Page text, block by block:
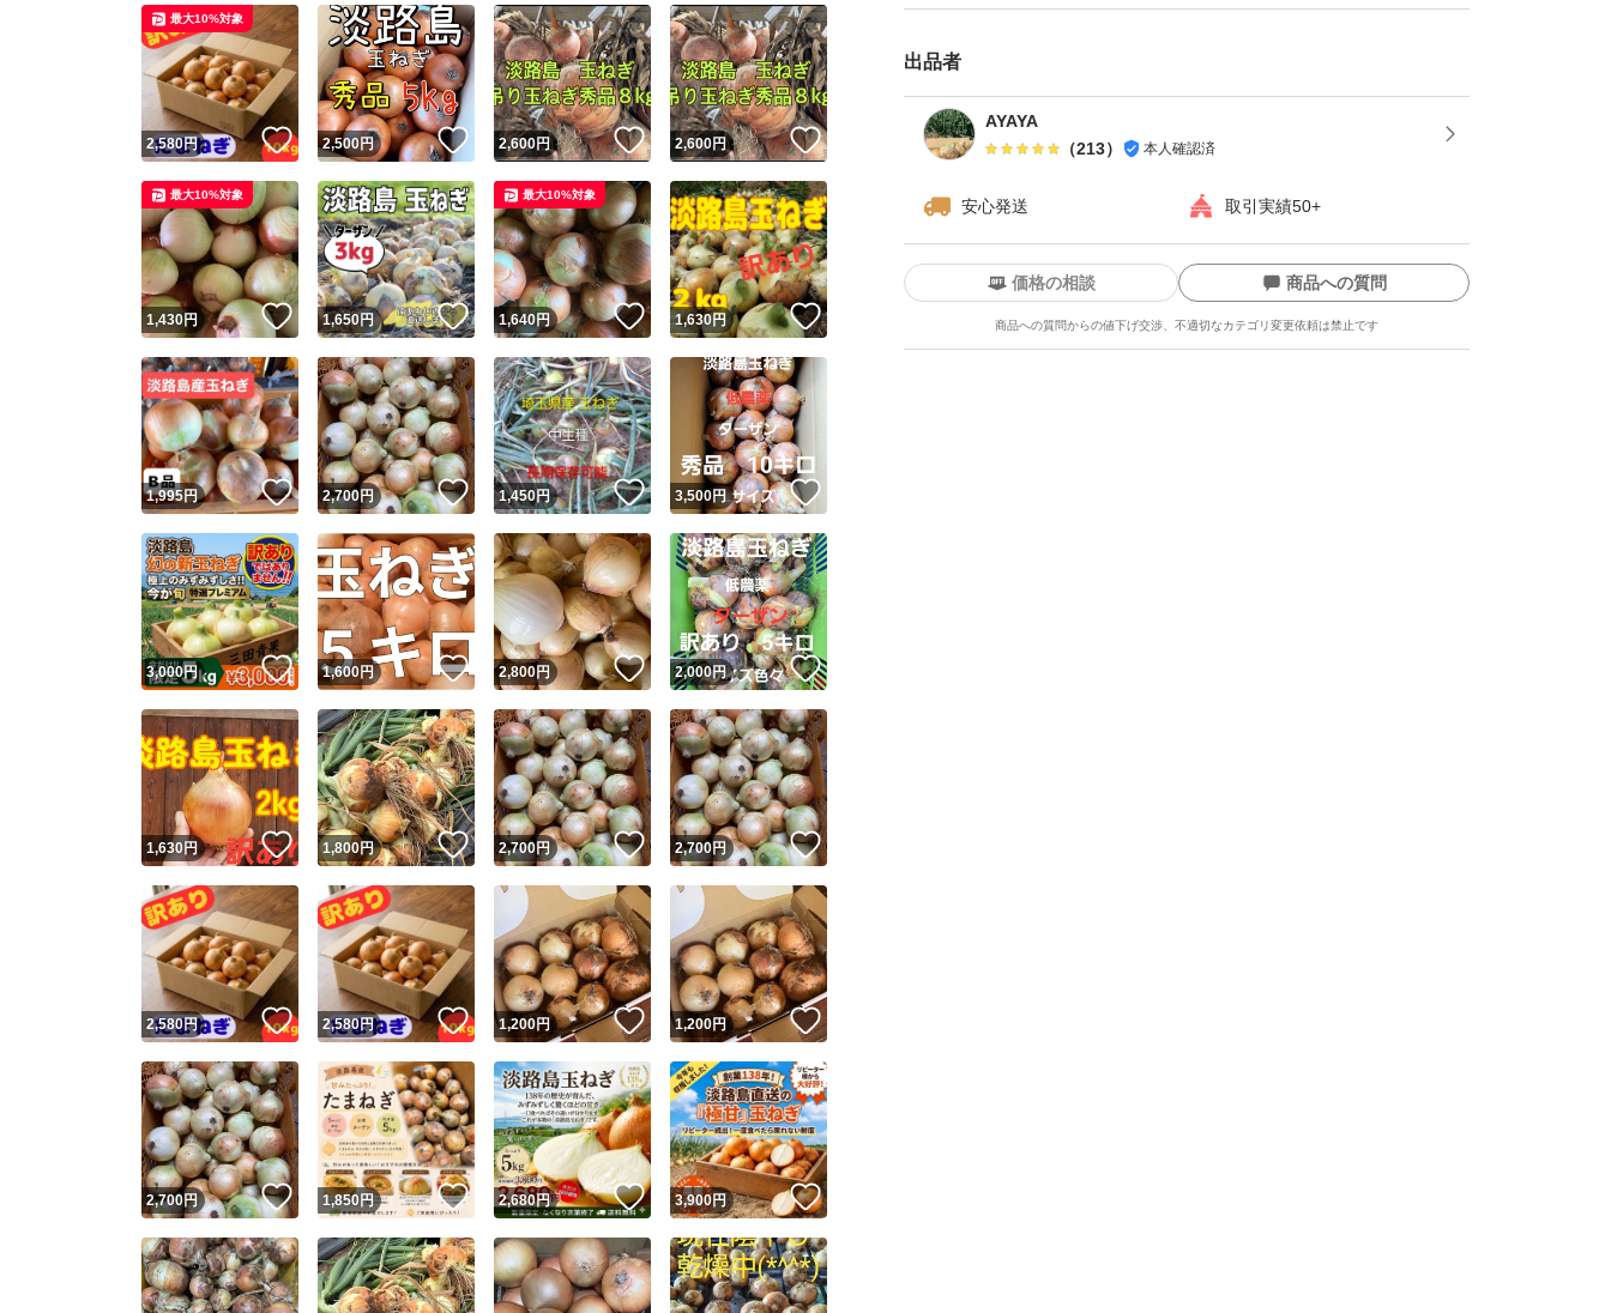
#淡路島 #淡路島玉ねぎ #玉ねぎ #訳あり #ホンマもん
出品者
AYAYA
（213） 本人確認済
安心発送 取引実績50+
ユーザーの実績について
Yahoo!フリマが定めた一定の基準を満たしたユーザーにバッジを付与しています
安心取引出品者
安心取引出品者 Yahoo!フリマの基準をクリアした安心・安全なユーザーです
取引実績
取引実績◯+ このユーザーはYahoo!フリマの取引を完了させた実績があります
他フリマ実績◯+ このユーザーは他フリマサービスでの取引実績があります
スピード&安心発送
※このバッジは実績に基づく表示であり、発送を保証しているものではありません
価格の相談 商品への質問
商品への質問からの値下げ交渉、不適切なカテゴリ変更依頼は禁止です
この商品の情報をコピーします
商品画像の無断転載は禁止されています
コピーは1商品につき1回です
出品ページへ
キャンセル
2,580円 いいね！
最大10%対象
2,500円 いいね！
2,600円 いいね！
2,600円 いいね！
1,430円 いいね！
最大10%対象
1,650円 いいね！
1,640円 いいね！
最大10%対象
1,630円 いいね！
1,995円 いいね！
2,700円 いいね！
1,450円 いいね！
3,500円
3,000円 いいね！
1,600円 いいね！
2,800円 いいね！
2,000円 いいね！
1,630円 いいね！
1,800円 いいね！
2,700円 いいね！
2,700円 いいね！
2,580円 いいね！
2,580円 いいね！
1,200円 いいね！
1,200円 いいね！
2,700円 いいね！
1,850 円 いいね！
2,680円 いいね！
3,900円 いいね！